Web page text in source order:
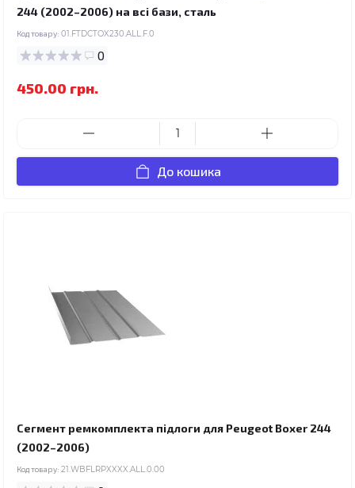
244 (2002–2006) на всі бази, сталь
Код товару: 01.FTDCTOX230.ALL.F.0
0
450.00 грн.
До кошика
Сегмент ремкомплекта підлоги для Peugeot Boxer 244
(2002–2006)
Код товару: 21.WBFLRPXXXX.ALL.0.00